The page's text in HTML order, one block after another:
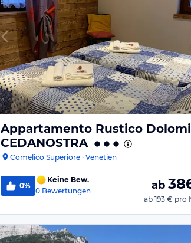
Appartamento Rustico
CEDANOSTRA
Comelico Superiore · Venetien
0%
Keine Bew.
0 Bewertungen ab
ab 193 € pro